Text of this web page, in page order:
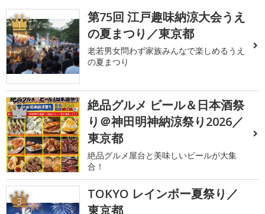
1
第75回 江戸趣味納涼大会うえ
の夏まつり／東京都
老若男女問わず家族みんなで楽しめるうえ
の夏まつり
2
絶品グルメ ビール＆日本酒祭
り＠神田明神納涼祭り2026／
東京都
絶品グルメ屋台と美味しいビールが大集
合！
3
TOKYO レインボー夏祭り／
東京都